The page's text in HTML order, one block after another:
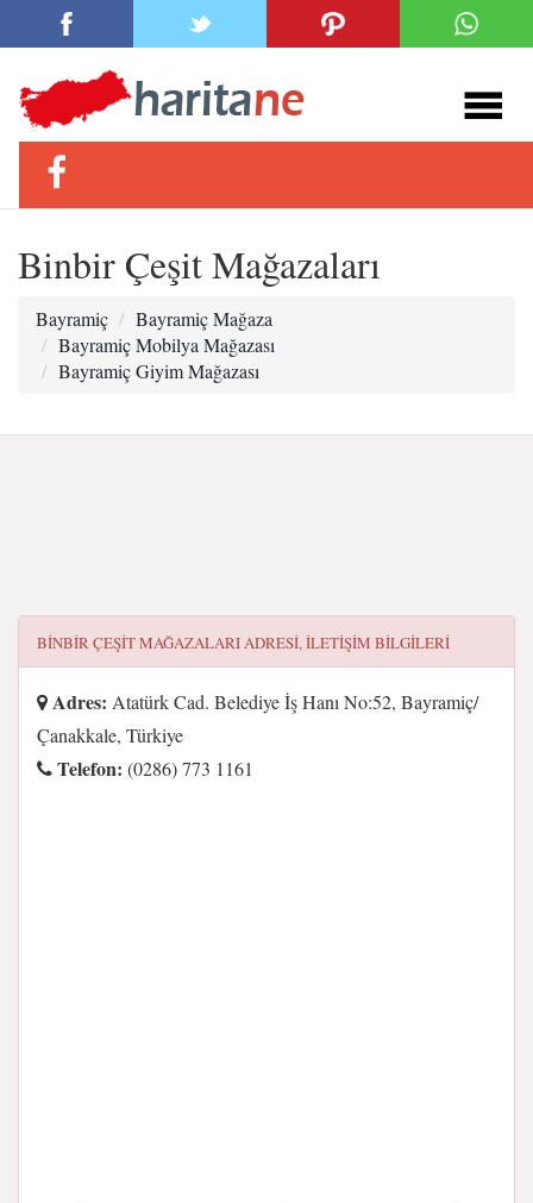
Binbir Çeşit Mağazaları
Bayramiç
Bayramiç Mağaza
Bayramiç Mobilya Mağazası
Bayramiç Giyim Mağazası
BINBIR ÇEŞIT MAĞAZALARIADRESI, ILETIŞIM BILGILERI
Adres: Atatürk Cad. Belediye İş Hanı No:52, Bayramiç/
Çanakkale, Türkiye
Telefon: (0286) 773 1161